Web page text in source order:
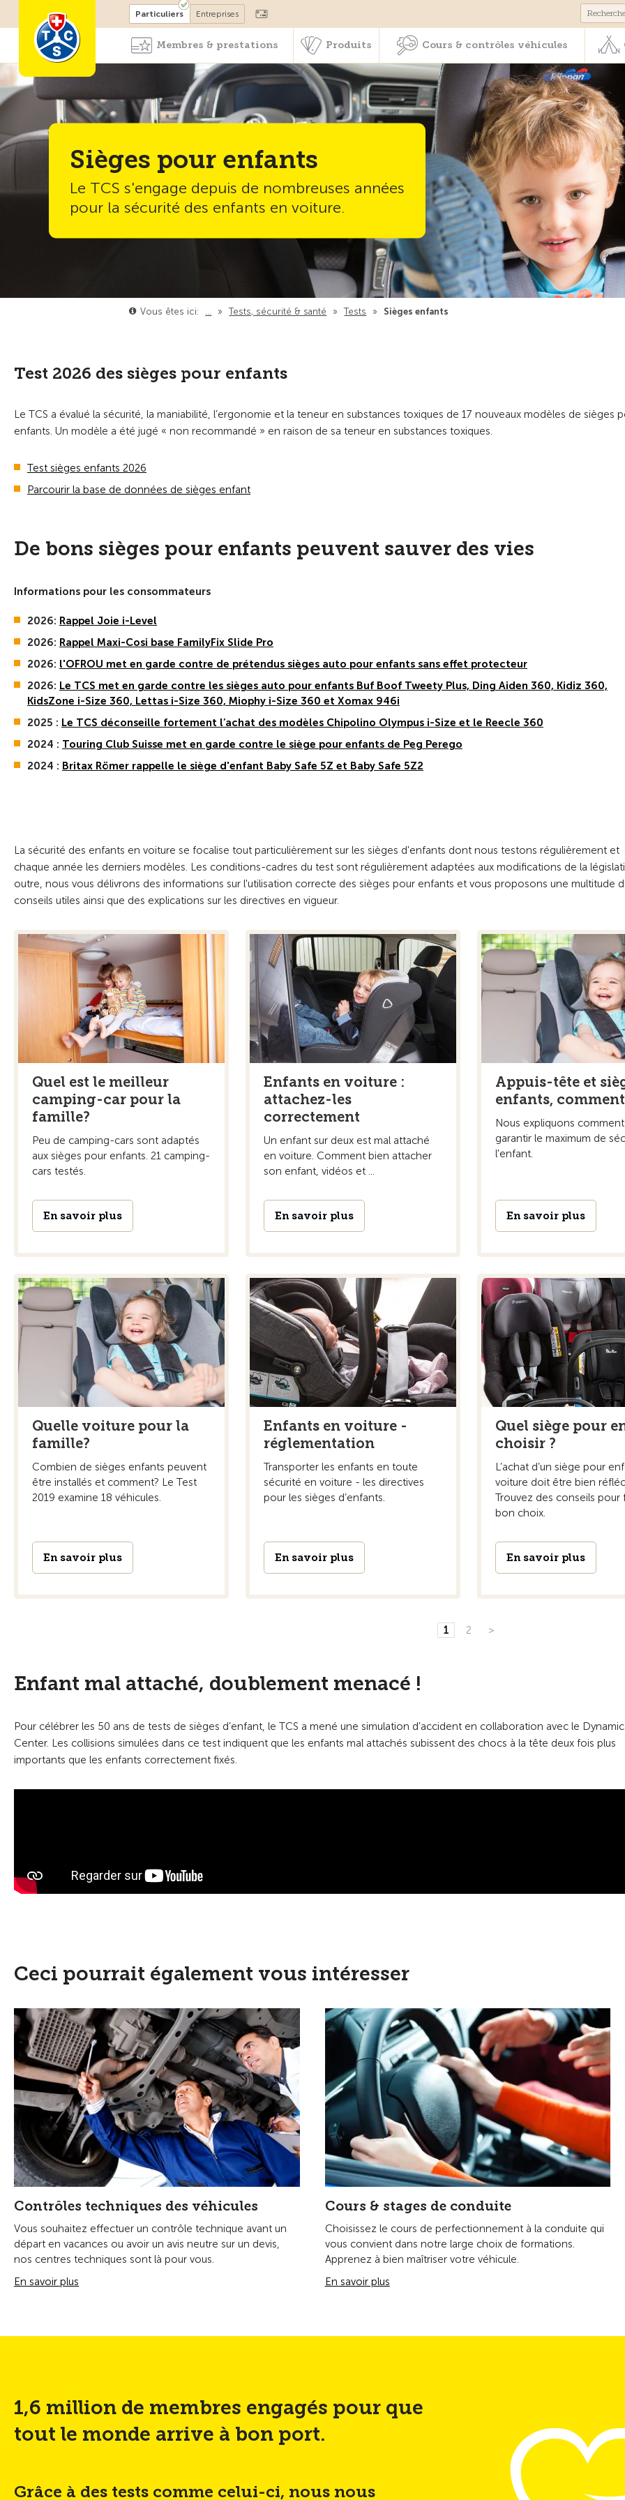
Devenir membre Cours & contrôles
Particuliers Entreprises
Membres & prestations Produits Cours & contrôles véhicules
Sièges pour enfants
Le TCS s'engage depuis de nombreuses années
pour la sécurité des enfants en voiture.
Vous êtes ici: … » Tests, sécurité & santé » Tests » Sièges enfants
Test 2026 des sièges pour enfants
Le TCS a évalué la sécurité, la maniabilité, l’ergonomie et la teneur en substances toxiques de 17 nouveaux modèles de sièges
enfants. Un modèle a été jugé « non recommandé » en raison de sa teneur en substances toxiques.
Test sièges enfants 2026
Parcourir la base de données de sièges enfant
De bons sièges pour enfants peuvent sauver des vies
Informations pour les consommateurs
2026: Rappel Joie i-Level
2026: Rappel Maxi-Cosi base FamilyFix Slide Pro
2026: l'OFROU met en garde contre de prétendus sièges auto pour enfants sans effet protecteur
2026: Le TCS met en garde contre les sièges auto pour enfants Buf Boof Tweety Plus, Ding Aiden 360, Kidiz 360,
KidsZone i-Size 360, Lettas i-Size 360, Miophy i-Size 360 et Xomax 946i
2025 : Le TCS déconseille fortement l’achat des modèles Chipolino Olympus i-Size et le Reecle 360
2024 : Touring Club Suisse met en garde contre le siège pour enfants de Peg Perego
2024 : Britax Römer rappelle le siège d'enfant Baby Safe 5Z et Baby Safe 5Z2
La sécurité des enfants en voiture se focalise tout particulièrement sur les sièges d'enfants dont nous testons régulièrement et
chaque année les derniers modèles. Les conditions-cadres du test sont régulièrement adaptées aux modifications de la
outre, nous vous délivrons des informations sur l'utilisation correcte des sièges pour enfants et vous proposons une multitude
conseils utiles ainsi que des explications sur les directives en vigueur.
Quel est le meilleur
camping-car pour la
famille?
Peu de camping-cars sont adaptés
aux sièges pour enfants. 21 camping-
cars testés.
En savoir plus
Enfants en voiture :
attachez-les
correctement
Un enfant sur deux est mal attaché
en voiture. Comment bien attacher
son enfant, vidéos et ...
En savoir plus
Appuis-tête et
enfants,
Nous expliquons
garantir le maximum de
l'enfant.
En savoir plus
Quelle voiture pour la
famille?
Combien de sièges enfants peuvent
être installés et comment? Le Test
2019 examine 18 véhicules.
En savoir plus
Enfants en voiture -
réglementation
Transporter les enfants en toute
sécurité en voiture - les directives
pour les sièges d’enfants.
En savoir plus
Quel siège pour
choisir ?
L’achat d’un siège pour
voiture doit être bien
Trouvez des conseils pour
bon choix.
En savoir plus
1 2 >
Enfant mal attaché, doublement menacé !
Pour célébrer les 50 ans de tests de sièges d’enfant, le TCS a mené une simulation d’accident en collaboration avec le
Center. Les collisions simulées dans ce test indiquent que les enfants mal attachés subissent des chocs à la tête deux fois plus
importants que les enfants correctement fixés.
Ceci pourrait également vous intéresser
Contrôles techniques des véhicules
Vous souhaitez effectuer un contrôle technique avant un
départ en vacances ou avoir un avis neutre sur un devis,
nos centres techniques sont là pour vous.
En savoir plus
Cours & stages de conduite
Choisissez le cours de perfectionnement à la conduite qui
vous convient dans notre large choix de formations.
Apprenez à bien maîtriser votre véhicule.
En savoir plus
1,6 million de membres engagés pour que
tout le monde arrive à bon port.
Grâce à des tests comme celui-ci, nous nous